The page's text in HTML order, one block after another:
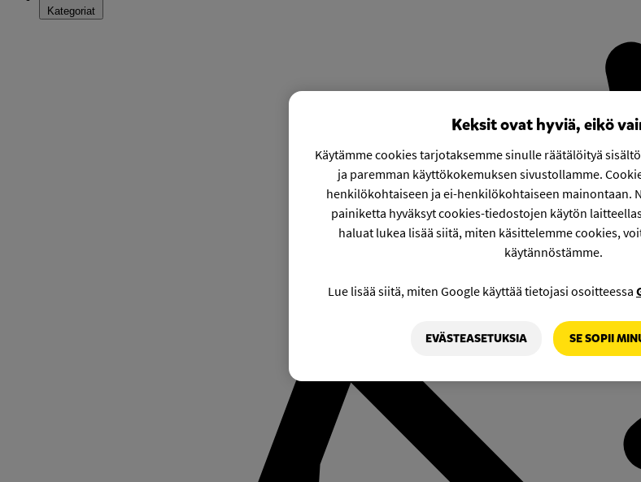
Kategoriat
Keksit ovat hyviä, eikö
Käytämme cookies tarjotaksemme sinulle räätälöityä
ja paremman käyttökokemuksen sivustollamme.
henkilökohtaiseen ja ei-henkilökohtaiseen mainontaan.
painiketta hyväksyt cookies-tiedostojen käytön
haluat lukea lisää siitä, miten käsittelemme cookies,
käytännöstämme.
Lue lisää siitä, miten Google käyttää tietojasi osoitteessa
EVÄSTEASETUKSIA SE SOPII